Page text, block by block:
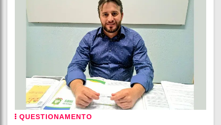
QUESTIONAMENTO